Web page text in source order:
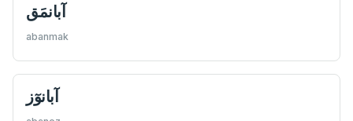
آبانمَق
abanmak
آبانوٓز